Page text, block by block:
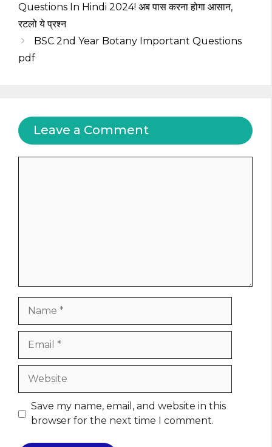
Questions In Hindi 2024! अब पास करना होगा आसान,
रटलो ये प्रश्न
BSC 2nd Year Botany Important Questions
pdf
Leave a Comment
Website
Save my name, email, and website in this
browser for the next time I comment.